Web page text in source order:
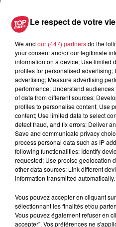
(Dunkerque, p.), Diop
Lukovic (Las Palams, p.),
r.p.), Sahi Dion (Dender, f.c.),
Sarr (Chelsea, 14M), Sebas
Publié : 2 septembre 2025 à
2025 à 7h43
Sébastien
Journaliste
pour le sport,
l’Ecole de
Après être
écrite, il a posé
2013. Expertise
en particulier),
Le respect de votre
We and our (447) partnersdo the
your consent and/or our legitimate
information on a device; Use limited
profiles for personalised
advertising; Measure advertising
performance; Understand
of data from different sources;
profiles to personalise content; Use
content; Use limited data to select
detect fraud, and fix errors; Deliver
Save and communicate privacy
process personal data such as IP
following functionalities: Identify
requested; Use precise geolocation
other data sources; Link different
information transmitted automatically.
Vous pouvez accepter en cliquant
sélectionnant les finalités et/ou
Vous pouvez également refuser en
accepter". Vos préférences ne